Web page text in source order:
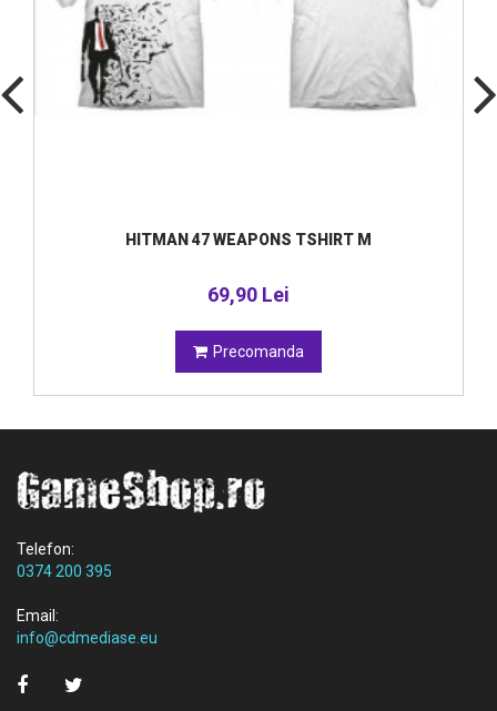
HITMAN 47 WEAPONS TSHIRT M
69,90 Lei
Precomanda
Telefon:
0374 200 395
Email:
info@cdmediase.eu